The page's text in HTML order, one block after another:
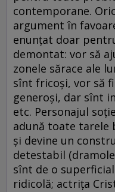
contemporane.
argument în
enunţat doar
demontat: vor să
zonele sărace ale
sînt fricoşi, vor să
generoşi, dar sînt
etc. Personajul
adună toate tarele
şi devine un
detestabil
sînt de o
ridicolă; actriţa